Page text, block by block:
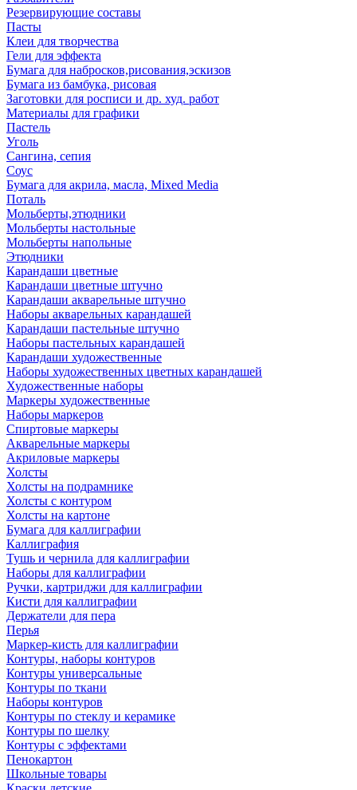
Резервирующие составы
Пасты
Клеи для творчества
Гели для эффекта
Бумага для набросков,рисования,эскизов
Бумага из бамбука, рисовая
Заготовки для росписи и др. худ. работ
Материалы для графики
Пастель
Уголь
Сангина, сепия
Соус
Бумага для акрила, масла, Mixed Media
Поталь
Мольберты,этюдники
Мольберты настольные
Мольберты напольные
Этюдники
Карандаши цветные
Карандаши цветные штучно
Карандаши акварельные штучно
Наборы акварельных карандашей
Карандаши пастельные штучно
Наборы пастельных карандашей
Карандаши художественные
Наборы художественных цветных карандашей
Художественные наборы
Маркеры художественные
Наборы маркеров
Спиртовые маркеры
Акварельные маркеры
Акриловые маркеры
Холсты
Холсты на подрамнике
Холсты с контуром
Холсты на картоне
Бумага для каллиграфии
Каллиграфия
Тушь и чернила для каллиграфии
Наборы для каллиграфии
Ручки, картриджи для каллиграфии
Кисти для каллиграфии
Держатели для пера
Перья
Маркер-кисть для каллиграфии
Контуры, наборы контуров
Контуры универсальные
Контуры по ткани
Наборы контуров
Контуры по стеклу и керамике
Контуры по шелку
Контуры с эффектами
Пенокартон
Школьные товары